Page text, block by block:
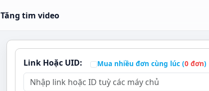
Tăng tim video
Link Hoặc UID: Mua nhiều đơn cùng lúc (0đơn)